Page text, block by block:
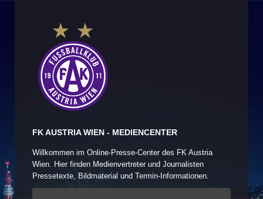
FK AUSTRIA WIEN - MEDIENCENTER
Willkommen im Online-Presse-Center des FK Austria
Wien. Hier finden Medienvertreter und Journalisten
Pressetexte, Bildmaterial und Termin-Informationen.